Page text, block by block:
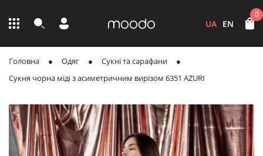
UA EN
0
Головна Одяг
Сукні та сарафани
Сукня чорна міді з асиметричним вирізом 6351 AZURI